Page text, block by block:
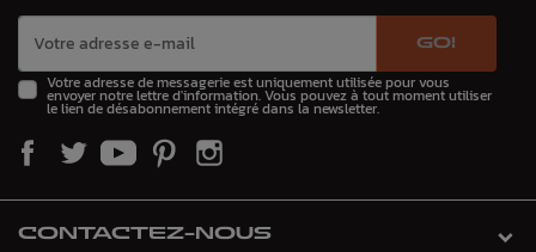
GO!
Votre adresse de messagerie est uniquement utilisée pour vous
envoyer notre lettre d'information. Vous pouvez à tout moment utiliser
le lien de désabonnement intégré dans la newsletter.
CONTACTEZ-NOUS